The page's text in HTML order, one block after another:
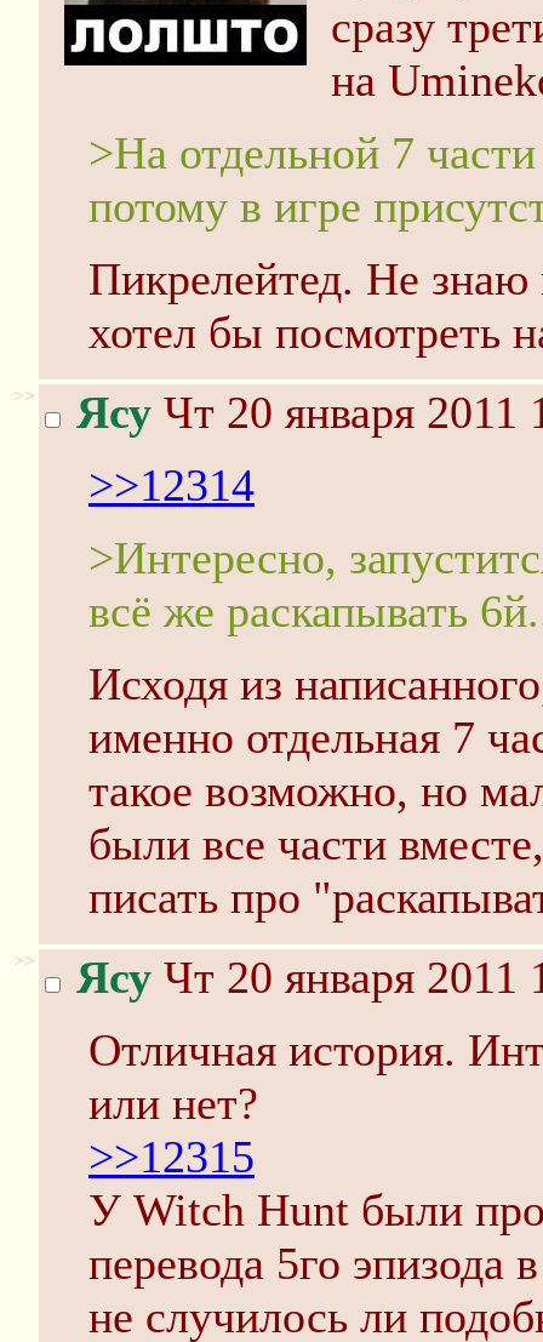
сразу
на
>На отдельной 7
потому в игре
Пикрелейтед. Не знаю
хотел бы посмотреть
>> Ясу Чт 20 января 2011
>>12314
>Интересно,
всё же раскапывать
Исходя из
именно отдельная 7
такое возможно, но
были все части
писать про
>> Ясу Чт 20 января 2011
Отличная история.
или нет?
>>12315
У Witch Hunt были
перевода 5го эпизода
не случилось ли